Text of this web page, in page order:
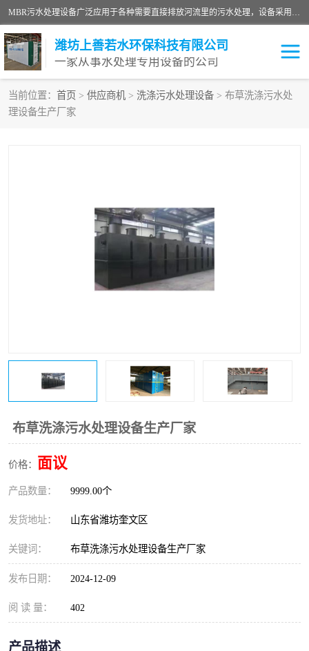
MBR污水处理设备广泛应用于各种需要直接排放河流里的污水处理，设备采用膜生物反应器（Membrane Bioreactor,简称MBR〕技术，取代了传统工艺中的二沉池，它可以*地进行固液分离，得到直接使用的稳定中水，又可在生物池内维持高浓度的微生物量，工艺剩余污泥少，极有效地去除氨氮，出水悬浮物和浊度接近于零，出水中细菌和病毒被大幅度去除，能耗低，占地面积小。
潍坊上善若水环保科技有限公司
一家从事水处理专用设备的公司
当前位置： 首页 > 供应商机 > 洗涤污水处理设备 > 布草洗涤污水处
理设备生产厂家
布草洗涤污水处理设备生产厂家
价格： 面议
产品数量： 9999.00个
发货地址： 山东省潍坊奎文区
关键词： 布草洗涤污水处理设备生产厂家
发布日期： 2024-12-09
阅 读 量： 402
产品描述
污水处理设备
诊所门诊污水处理设备 臭氧消毒设备
养殖污水处理设备 屠宰污水处理设备
一体化污水处理设备 食品制造业污水处理设备